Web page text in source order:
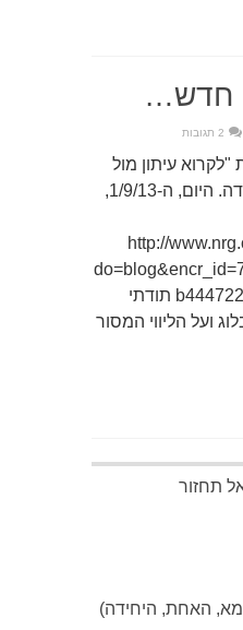
חדש…
2 תגובות
עיתון מול
הרוח"/ טל איפרגן/ עמדה. היום, ה-1/9/13,
http://
b44472262adc013&id=4637 תודתי
ועל הליווי המסור
האחת, היחידה)